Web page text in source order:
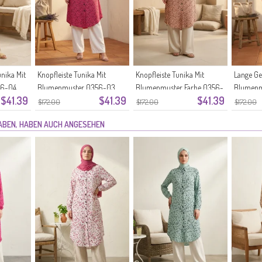
$41.39
Mit
04
$172.00 $41.39
Knopfleiste Tunika Mit
Blumenmuster 0356-03
Dunkelrosa
$172.00 $41.39
Knopfleiste Tunika Mit
Blumenmuster Farbe 0356-
02 Lachs
$172.00
Lange
Grün
HABEN AUCH ANGESEHEN